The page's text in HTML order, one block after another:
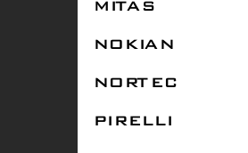
MITAS
NOKIAN
NORTEC
PIRELLI